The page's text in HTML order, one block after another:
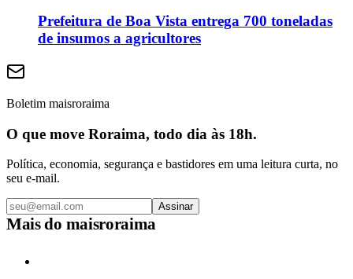
Prefeitura de Boa Vista entrega 700 toneladas
de insumos a agricultores
Boletim maisroraima
O que move Roraima, todo dia às 18h.
Política, economia, segurança e bastidores em uma leitura curta, no
seu e-mail.
Assinar
Mais do maisroraima